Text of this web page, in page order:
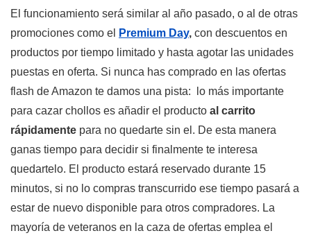
El funcionamiento será similar al año pasado, o al de otras
promociones como el
Premium Day, con descuentos en
productos por tiempo limitado y hasta agotar las unidades
puestas en oferta. Si nunca has comprado en las ofertas
flash de Amazon te damos una pista: lo más importante
para cazar chollos es añadir el producto al carrito
rápidamente para no quedarte sin el. De esta manera
ganas tiempo para decidir si finalmente te interesa
quedartelo. El producto estará reservado durante 15
minutos, si no lo compras transcurrido ese tiempo pasará a
estar de nuevo disponible para otros compradores. La
mayoría de veteranos en la caza de ofertas emplea el